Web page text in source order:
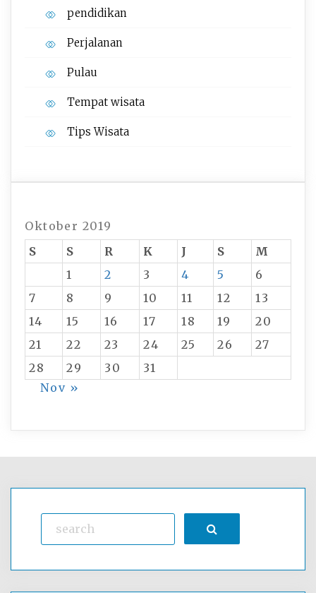
pendidikan
Perjalanan
Pulau
Tempat wisata‎
Tips Wisata
Oktober 2019
S
S R K J S
M
1
2 3 4 5
6
7
8 9 10 11 12
13
14
15 16 17 18 19
20
21
22 23 24 25 26
27
28
29 30
31
Nov »
Search